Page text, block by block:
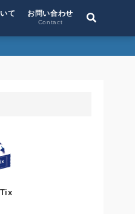
て お問い合わせ
Contact